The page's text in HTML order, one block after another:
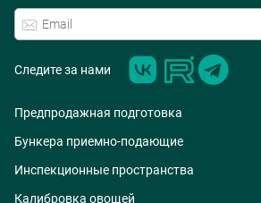
Следите за нами
Предпродажная подготовка
Бункера приемно-подающие
Инспекционные пространства
Калибровка овощей